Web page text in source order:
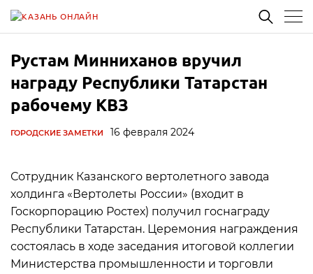
Рустам Минниханов вручил
награду Республики Татарстан
рабочему КВЗ
ГОРОДСКИЕ ЗАМЕТКИ 16 февраля 2024
Сотрудник Казанского вертолетного завода
холдинга «Вертолеты России» (входит в
Госкорпорацию Ростех) получил госнаграду
Республики Татарстан. Церемония награждения
состоялась в ходе заседания итоговой коллегии
Министерства промышленности и торговли